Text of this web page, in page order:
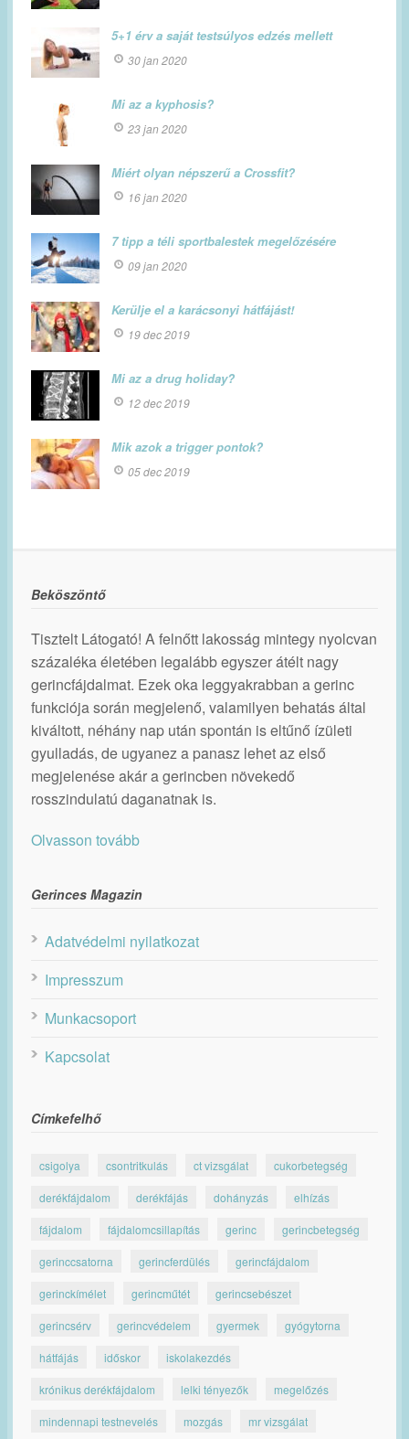
5+1 érv a saját testsúlyos edzés mellett
30 jan 2020
Mi az a kyphosis?
23 jan 2020
Miért olyan népszerű a Crossfit?
16 jan 2020
7 tipp a téli sportbalestek megelőzésére
09 jan 2020
Kerülje el a karácsonyi hátfájást!
19 dec 2019
Mi az a drug holiday?
12 dec 2019
Mik azok a trigger pontok?
05 dec 2019
Beköszöntő
Tisztelt Látogató! A felnőtt lakosság mintegy nyolcvan
százaléka életében legalább egyszer átélt nagy
gerincfájdalmat. Ezek oka leggyakrabban a gerinc
funkciója során megjelenő, valamilyen behatás által
kiváltott, néhány nap után spontán is eltűnő ízületi
gyulladás, de ugyanez a panasz lehet az első
megjelenése akár a gerincben növekedő
rosszindulatú daganatnak is.
Olvasson tovább
Gerinces Magazin
Adatvédelmi nyilatkozat
Impresszum
Munkacsoport
Kapcsolat
Címkefelhő
csigolya csontritkulás ct vizsgálat cukorbetegség
derékfájdalom derékfájás dohányzás elhízás
fájdalom fájdalomcsillapítás gerinc gerincbetegség
gerinccsatorna gerincferdülés gerincfájdalom
gerinckímélet gerincműtét gerincsebészet
gerincsérv gerincvédelem gyermek gyógytorna
hátfájás időskor iskolakezdés
krónikus derékfájdalom lelki tényezők megelőzés
mindennapi testnevelés mozgás mr vizsgálat